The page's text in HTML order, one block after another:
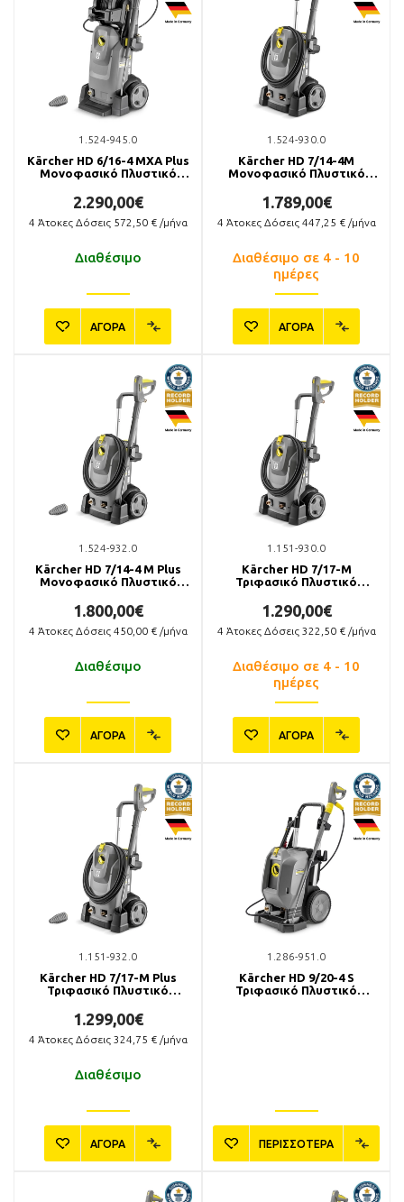
1.524-945.0
Kärcher HD 6/16-4 MXA Plus
Μονοφασικό Πλυστικό
2.290,00€
4 Άτοκες Δόσεις 572,50€ /μήνα
Διαθέσιμο
ΑΓΟΡΑ
1.524-930.0
Kärcher HD 7/14-4M
Μονοφασικό Πλυστικό
1.789,00€
4 Άτοκες Δόσεις 447,25 € /μήνα
Διαθέσιμο σε 4 - 10
ημέρες
ΑΓΟΡΑ
1.524-932.0
Kärcher HD 7/14-4 M Plus
Μονοφασικό Πλυστικό
1.800,00€
4 Άτοκες Δόσεις 450,00€ /μήνα
Διαθέσιμο
ΑΓΟΡΑ
1.151-930.0
Kärcher HD 7/17-M
Τριφασικό Πλυστικό
1.290,00€
4 Άτοκες Δόσεις 322,50€ /μήνα
Διαθέσιμο σε 4 - 10
ημέρες
ΑΓΟΡΑ
1.151-932.0
Kärcher HD 7/17-M Plus
Τριφασικό Πλυστικό
1.299,00€
4 Άτοκες Δόσεις 324,75 € /μήνα
Διαθέσιμο
ΑΓΟΡΑ
1.286-951.0
Kärcher HD 9/20-4 S
Τριφασικό Πλυστικό
ΠΕΡΙΣΣΟΤΕΡΑ